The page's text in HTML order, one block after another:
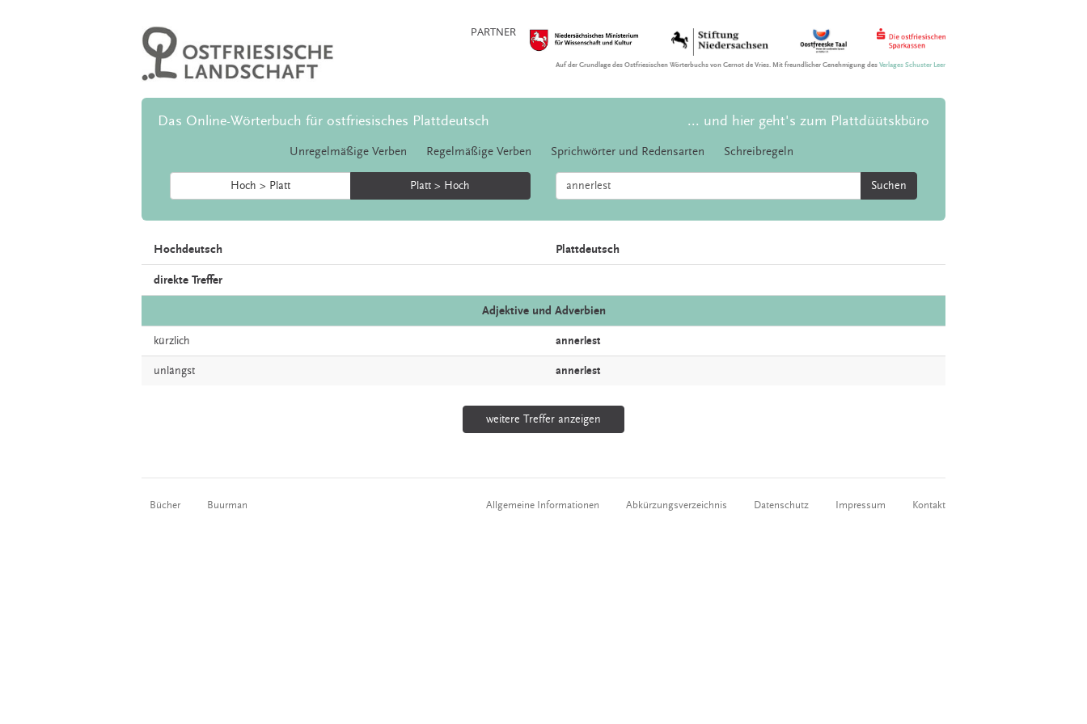
PARTNER
Auf der Grundlage des Ostfriesischen Wörterbuchs von Gernot de Vries. Mit freundlicher Genehmigung desVerlages Schuster Leer
Das Online-Wörterbuch für ostfriesisches Plattdeutsch ... und hier geht's zum Plattdüütskbüro
Unregelmäßige Verben Regelmäßige Verben Sprichwörter und Redensarten Schreibregeln
Hoch > Platt Platt > Hoch Suchen
Hochdeutsch Plattdeutsch
direkte Treffer
Adjektive und Adverbien
kürzlich annerlest
unlängst annerlest
weitere Treffer anzeigen
Bücher Buurman Allgemeine Informationen Abkürzungsverzeichnis Datenschutz Impressum Kontakt